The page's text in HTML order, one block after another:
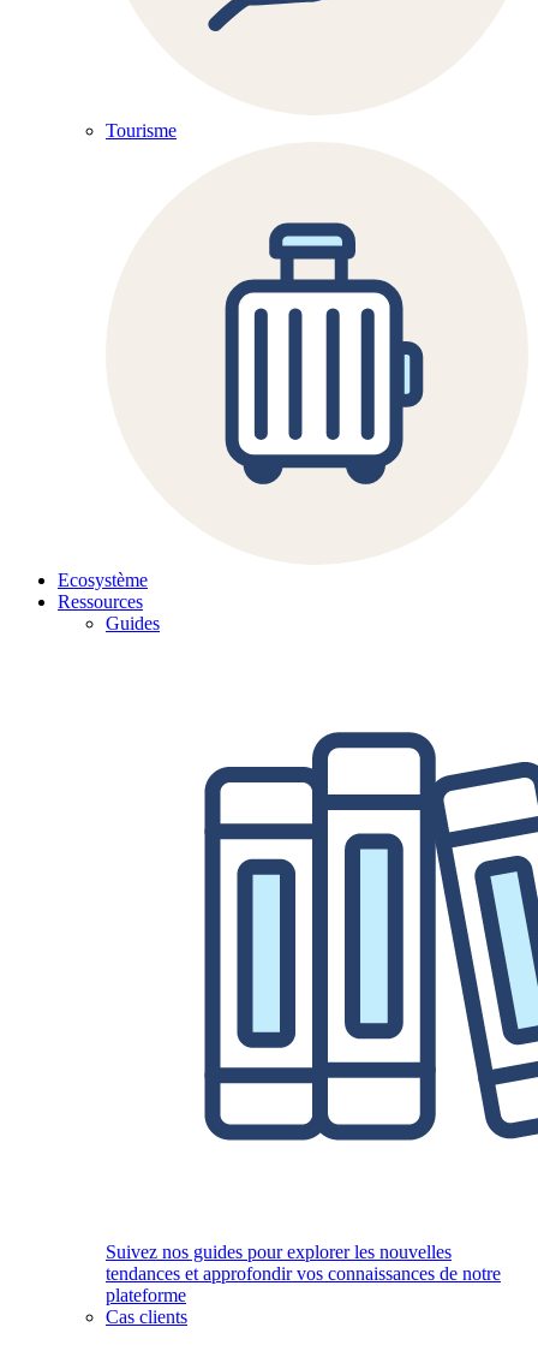
Tourisme
Ecosystème
Ressources
Guides
Suivez nos guides pour explorer les nouvelles
tendances et approfondir vos connaissances de notre
plateforme
Cas clients